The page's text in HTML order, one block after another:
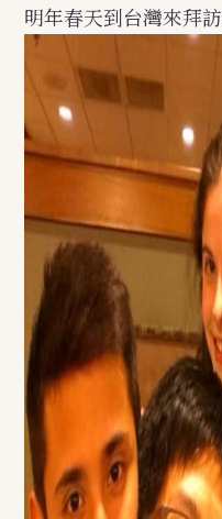
明年春天到台灣來拜